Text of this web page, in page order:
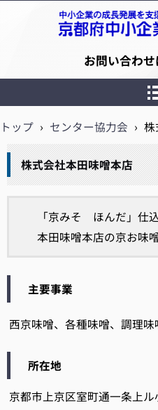
京都府中小企業技術センター
お問い合わせ
トップ › センター協力会 › 株
株式会社本田味噌本店
「京みそ ほんだ」仕
本田味噌本店の京お味
主要事業
西京味噌、各種味噌、調理
所在地
京都市上京区室町通一条上